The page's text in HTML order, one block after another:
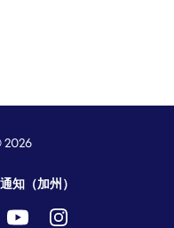
2026
知（加州）